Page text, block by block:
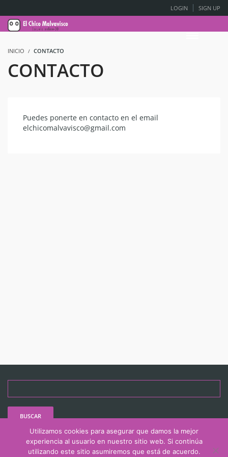
LOGIN SIGN UP
INICIO CONTACTO
CONTACTO
Puedes ponerte en contacto en el email
elchicomalvavisco@gmail.com
Utilizamos cookies para asegurar que damos la mejor
experiencia al usuario en nuestro sitio web. Si continúa
utilizando este sitio asumiremos que está de acuerdo.